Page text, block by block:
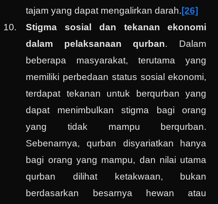
tajam yang dapat mengalirkan darah.[26]
Stigma sosial dan tekanan ekonomi
dalam pelaksanaan qurban. Dalam
beberapa masyarakat, terutama yang
memiliki perbedaan status sosial ekonomi,
terdapat tekanan untuk berqurban yang
dapat menimbulkan stigma bagi orang
yang tidak mampu berqurban.
Sebenarnya, qurban disyariatkan hanya
bagi orang yang mampu, dan nilai utama
qurban dilihat ketakwaan, bukan
berdasarkan besarnya hewan atau